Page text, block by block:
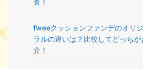
査！
fweeクッションファンデのオリ
ラルの違いは？比較してどっち
介！